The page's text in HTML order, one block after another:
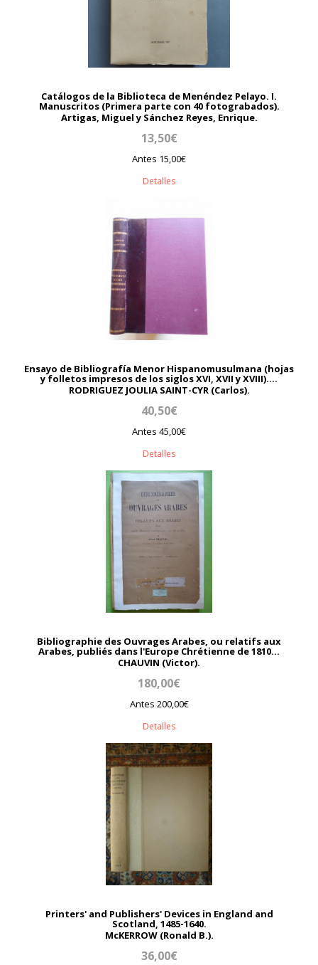
Catálogos de la Biblioteca de Menéndez Pelayo. I.
Manuscritos (Primera parte con 40 fotograbados).
Artigas, Miguel y Sánchez Reyes, Enrique.
13,50€
Antes 15,00€
Detalles
Ensayo de Bibliografía Menor Hispanomusulmana (hojas
y folletos impresos de los siglos XVI, XVII y XVIII)....
RODRIGUEZ JOULIA SAINT-CYR (Carlos).
40,50€
Antes 45,00€
Detalles
Bibliographie des Ouvrages Arabes, ou relatifs aux
Arabes, publiés dans l'Europe Chrétienne de 1810...
CHAUVIN (Victor).
180,00€
Antes 200,00€
Detalles
Printers' and Publishers' Devices in England and
Scotland, 1485-1640.
McKERROW (Ronald B.).
36,00€